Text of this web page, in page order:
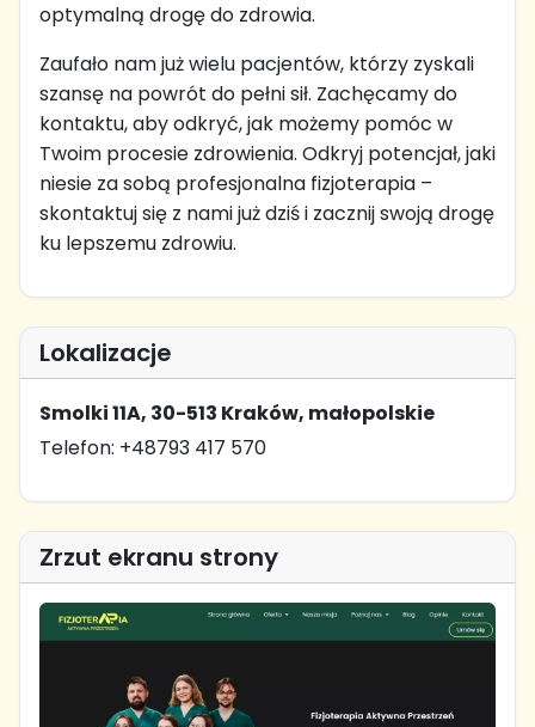
optymalną drogę do zdrowia.
Zaufało nam już wielu pacjentów, którzy zyskali
szansę na powrót do pełni sił. Zachęcamy do
kontaktu, aby odkryć, jak możemy pomóc w
Twoim procesie zdrowienia. Odkryj potencjał, jaki
niesie za sobą profesjonalna fizjoterapia –
skontaktuj się z nami już dziś i zacznij swoją drogę
ku lepszemu zdrowiu.
Lokalizacje
Smolki 11A, 30-513 Kraków, małopolskie
Telefon: +48793 417 570
Zrzut ekranu strony